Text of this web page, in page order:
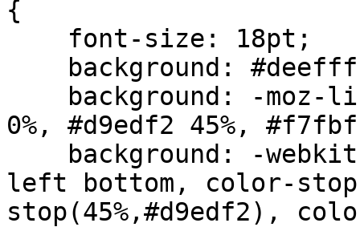
{
0%, #d9edf2 45%,
left bottom, color-
stop(45%,#d9edf2),